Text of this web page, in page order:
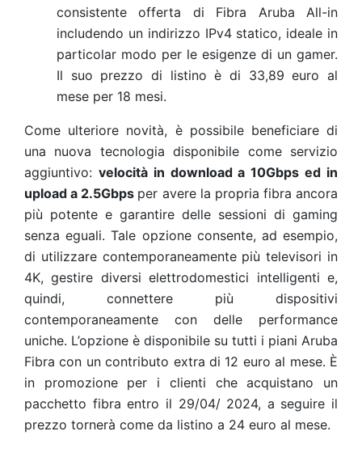
consistente offerta di Fibra Aruba All-in
includendo un indirizzo IPv4 statico, ideale in
particolar modo per le esigenze di un gamer.
Il suo prezzo di listino è di 33,89 euro al
mese per 18 mesi.
Come ulteriore novità, è possibile beneficiare di
una nuova tecnologia disponibile come servizio
aggiuntivo: velocità in download a 10Gbps ed in
upload a 2.5Gbps per avere la propria fibra ancora
più potente e garantire delle sessioni di gaming
senza eguali. Tale opzione consente, ad esempio,
di utilizzare contemporaneamente più televisori in
4K, gestire diversi elettrodomestici intelligenti e,
quindi, connettere più dispositivi
contemporaneamente con delle performance
uniche. L’opzione è disponibile su tutti i piani Aruba
Fibra con un contributo extra di 12 euro al mese. È
in promozione per i clienti che acquistano un
pacchetto fibra entro il 29/04/ 2024, a seguire il
prezzo tornerà come da listino a 24 euro al mese.